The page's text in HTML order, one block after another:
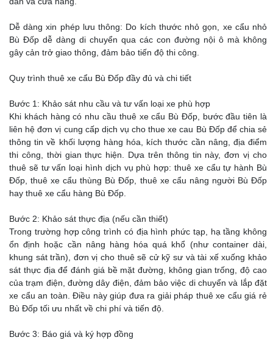
Dễ dàng xin phép lưu thông: Do kích thước nhỏ gọn, xe cẩu nhỏ
Bù Đốp dễ dàng di chuyển qua các con đường nội ô mà không
gây cản trở giao thông, đảm bảo tiến độ thi công.
Quy trình thuê xe cẩu Bù Đốp đầy đủ và chi tiết
Bước 1: Khảo sát nhu cầu và tư vấn loại xe phù hợp
Khi khách hàng có nhu cầu thuê xe cẩu Bù Đốp, bước đầu tiên là
liên hệ đơn vị cung cấp dịch vụ cho thue xe cau Bù Đốp để chia sẻ
thông tin về khối lượng hàng hóa, kích thước cần nâng, địa điểm
thi công, thời gian thực hiện. Dựa trên thông tin này, đơn vị cho
thuê sẽ tư vấn loại hình dịch vụ phù hợp: thuê xe cẩu tự hành Bù
Đốp, thuê xe cẩu thùng Bù Đốp, thuê xe cẩu nâng người Bù Đốp
hay thuê xe cẩu hàng Bù Đốp.
Bước 2: Khảo sát thực địa (nếu cần thiết)
Trong trường hợp công trình có địa hình phức tạp, hạ tầng không
ổn định hoặc cần nâng hàng hóa quá khổ (như container dài,
khung sát trần), đơn vị cho thuê sẽ cử kỹ sư và tài xế xuống khảo
sát thực địa để đánh giá bề mặt đường, không gian trống, độ cao
của trạm điện, đường dây điện, đảm bảo việc di chuyển và lắp đặt
xe cẩu an toàn. Điều này giúp đưa ra giải pháp thuê xe cẩu giá rẻ
Bù Đốp tối ưu nhất về chi phí và tiến độ.
Bước 3: Báo giá và ký hợp đồng